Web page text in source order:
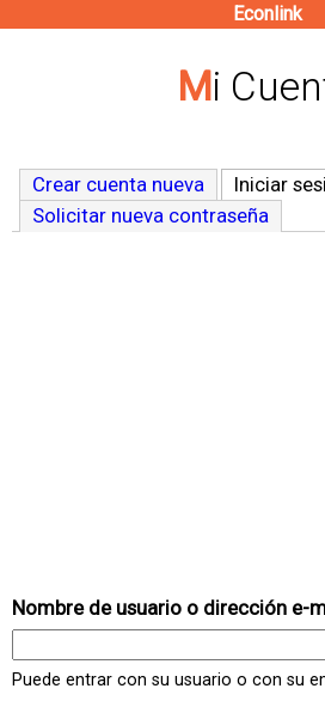
contenido
Econlink
Mi
Crear cuenta nueva Iniciar
Solicitar nueva contraseña
Nombre de usuario o dirección e-
Puede entrar con su usuario o con su